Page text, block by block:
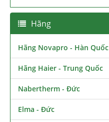
Hãng
Hãng Novapro - Hàn Quốc
Hãng Haier - Trung Quốc
Nabertherm - Đức
Elma - Đức